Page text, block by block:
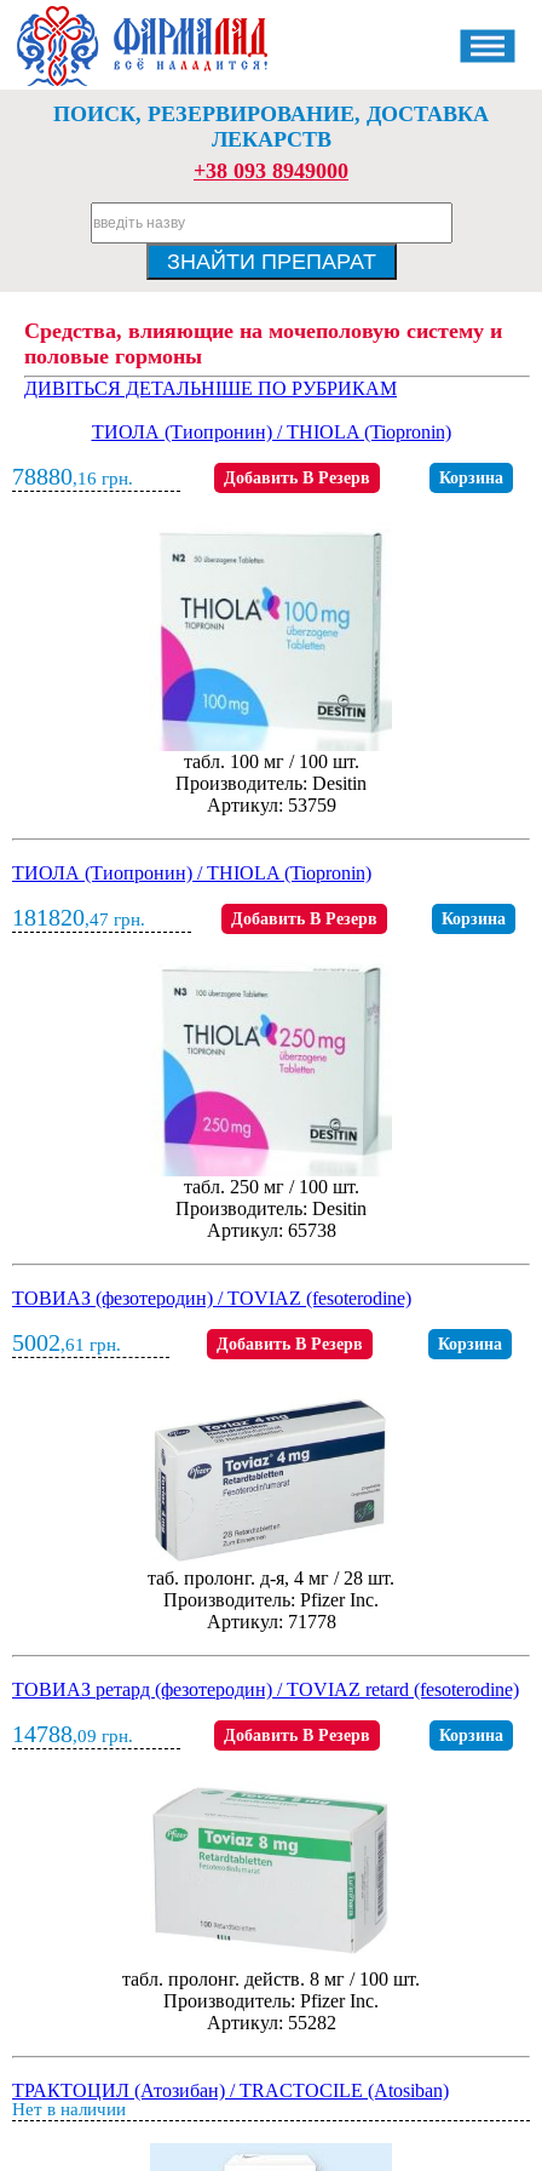
ПОИСК, РЕЗЕРВИРОВАНИЕ, ДОСТАВКА
ЛЕКАРСТВ
+38 093 8949000
Средства, влияющие на мочеполовую систему и
половые гормоны
ДИВІТЬСЯ ДЕТАЛЬНІШЕ ПО РУБРИКАМ
ТИОЛА (Тиопронин) / THIOLA (Tiopronin)
78880,16 грн. Добавить В Резерв Корзина
табл. 100 мг / 100 шт.
Производитель: Desitin
Артикул: 53759
ТИОЛА (Тиопронин) / THIOLA (Tiopronin)
181820,47 грн. Добавить В Резерв Корзина
табл. 250 мг / 100 шт.
Производитель: Desitin
Артикул: 65738
ТОВИАЗ (фезотеродин) / TOVIAZ (fesoterodine)
5002,61 грн. Добавить В Резерв Корзина
таб. пролонг. д-я, 4 мг / 28 шт.
Производитель: Pfizer Inc.
Артикул: 71778
ТОВИАЗ ретард (фезотеродин) / TOVIAZ retard (fesoterodine)
14788,09 грн. Добавить В Резерв Корзина
табл. пролонг. действ. 8 мг / 100 шт.
Производитель: Pfizer Inc.
Артикул: 55282
ТРАКТОЦИЛ (Атозибан) / TRACTOCILE (Atosiban)
Нет в наличии